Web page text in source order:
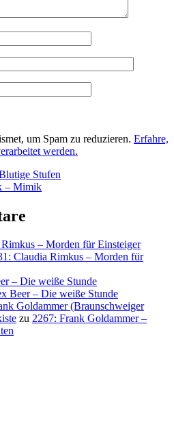
um Spam zu reduzieren. Erfahre,
werden.
Stufen
– Mimik
– Morden für Einsteiger
Claudia Rimkus – Morden für
– Die weiße Stunde
Beer – Die weiße Stunde
Goldammer (Braunschweiger
zu 2267: Frank Goldammer –